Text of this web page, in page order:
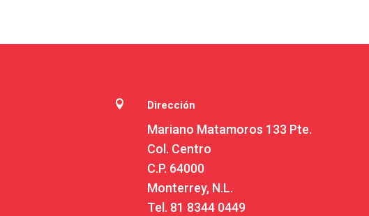
 Dirección
Mariano Matamoros 133 Pte.
Col. Centro
C.P. 64000
Monterrey, N.L.
Tel. 81 8344 0449